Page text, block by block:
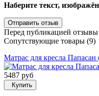
Наберите текст,
Перед публикацией
Сопутствующие товары (9)
Матрас для кресла
5487 руб
Купить